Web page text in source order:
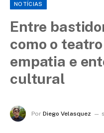
NOTÍCIAS
Entre
como o
empatia e
cultural
Por Diego Velasquez